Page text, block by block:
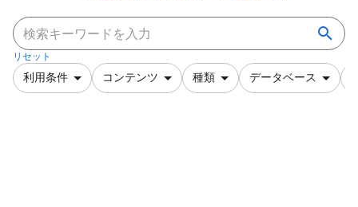
リセット
利用条件 コンテンツ 種類 データベース